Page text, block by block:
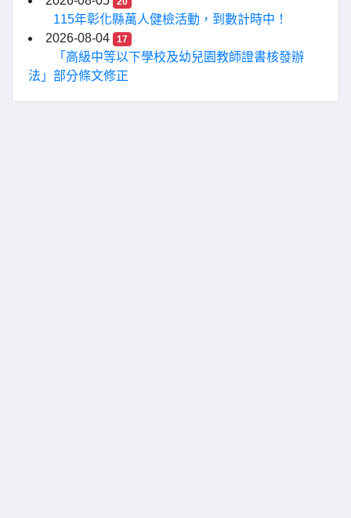
115年彰化縣萬人健檢活動，到數計時中！
2026-08-04
17
「高級中等以下學校及幼兒園教師證書核發辦
法」部分條文修正